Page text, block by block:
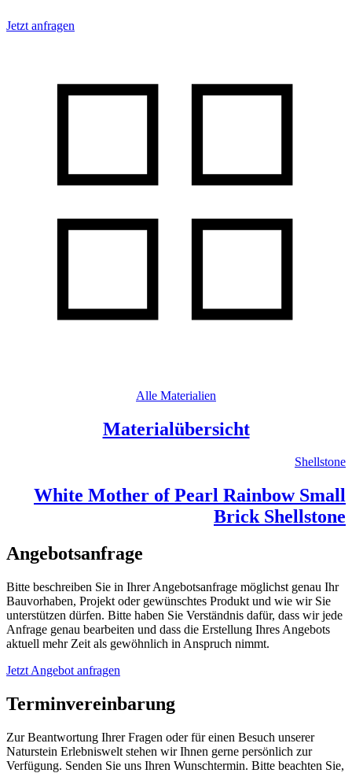
Jetzt anfragen
Alle Materialien
Materialübersicht
Shellstone
White Mother of Pearl Rainbow Small
Brick Shellstone
Angebotsanfrage
Bitte beschreiben Sie in Ihrer Angebotsanfrage möglichst genau Ihr
Bauvorhaben, Projekt oder gewünschtes Produkt und wie wir Sie
unterstützen dürfen. Bitte haben Sie Verständnis dafür, dass wir jede
Anfrage genau bearbeiten und dass die Erstellung Ihres Angebots
aktuell mehr Zeit als gewöhnlich in Anspruch nimmt.
Jetzt Angebot anfragen
Terminvereinbarung
Zur Beantwortung Ihrer Fragen oder für einen Besuch unserer
Naturstein Erlebniswelt stehen wir Ihnen gerne persönlich zur
Verfügung. Senden Sie uns Ihren Wunschtermin. Bitte beachten Sie,